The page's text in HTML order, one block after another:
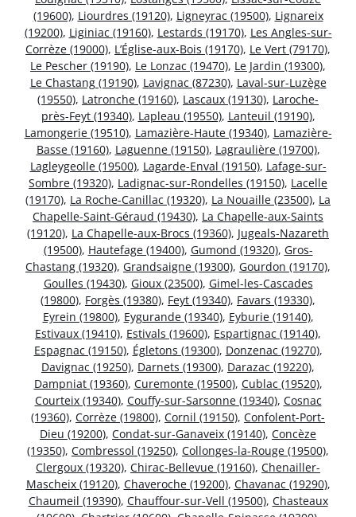
(19600), Liourdres (19120), Ligneyrac (19500), Lignareix
(19200), Liginiac (19160), Lestards (19170), Les Angles-sur-
Corrèze (19000), L’Église-aux-Bois (19170), Le Vert (79170),
Le Pescher (19190), Le Lonzac (19470), Le Jardin (19300),
Le Chastang (19190), Lavignac (87230), Laval-sur-Luzège
(19550), Latronche (19160), Lascaux (19130), Laroche-
près-Feyt (19340), Lapleau (19550), Lanteuil (19190),
Lamongerie (19510), Lamazière-Haute (19340), Lamazière-
Basse (19160), Laguenne (19150), Lagraulière (19700),
Lagleygeolle (19500), Lagarde-Enval (19150), Lafage-sur-
Sombre (19320), Ladignac-sur-Rondelles (19150), Lacelle
(19170), La Roche-Canillac (19320), La Nouaille (23500), La
Chapelle-Saint-Géraud (19430), La Chapelle-aux-Saints
(19120), La Chapelle-aux-Brocs (19360), Jugeals-Nazareth
(19500), Hautefage (19400), Gumond (19320), Gros-
Chastang (19320), Grandsaigne (19300), Gourdon (19170),
Goulles (19430), Gioux (23500), Gimel-les-Cascades
(19800), Forgès (19380), Feyt (19340), Favars (19330),
Eyrein (19800), Eygurande (19340), Eyburie (19140),
Estivaux (19410), Estivals (19600), Espartignac (19140),
Espagnac (19150), Égletons (19300), Donzenac (19270),
Davignac (19250), Darnets (19300), Darazac (19220),
Dampniat (19360), Curemonte (19500), Cublac (19520),
Courteix (19340), Couffy-sur-Sarsonne (19340), Cosnac
(19360), Corrèze (19800), Cornil (19150), Confolent-Port-
Dieu (19200), Condat-sur-Ganaveix (19140), Concèze
(19350), Combressol (19250), Collonges-la-Rouge (19500),
Clergoux (19320), Chirac-Bellevue (19160), Chenailler-
Mascheix (19120), Chaveroche (19200), Chavanac (19290),
Chaumeil (19390), Chauffour-sur-Vell (19500), Chasteaux